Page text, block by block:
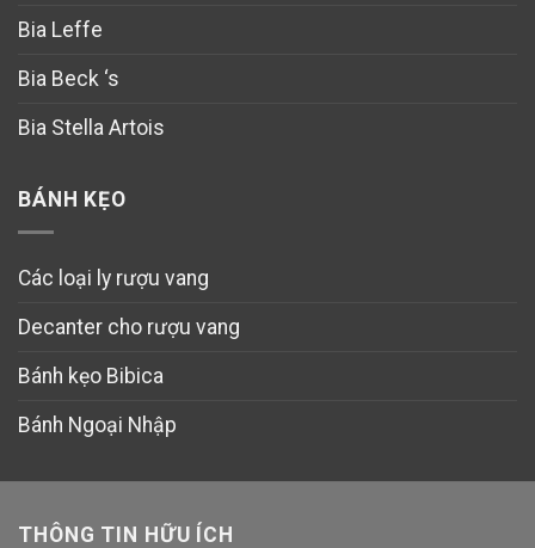
Bia Leffe
Bia Beck ‘s
Bia Stella Artois
BÁNH KẸO
Các loại ly rượu vang
Decanter cho rượu vang
Bánh kẹo Bibica
Bánh Ngoại Nhập
THÔNG TIN HỮU ÍCH